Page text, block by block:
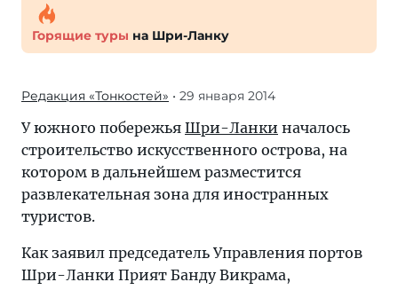
Горящие туры на Шри-Ланку
Редакция «Тонкостей» • 29 января 2014
У южного побережья Шри-Ланки началось
строительство искусственного острова, на
котором в дальнейшем разместится
развлекательная зона для иностранных
туристов.
Как заявил председатель Управления портов
Шри-Ланки Прият Банду Викрама,